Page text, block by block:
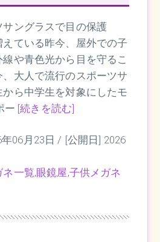
ングラスで目の保護
ている昨今、屋外での子
や青色光から目を守るこ
、大人で流行のスポーツサ
ら中学生を対象にしたモ
ー [続きを読む]
06月23日 / [公開日] 2026
ネ一覧,眼鏡屋,子供メガネ